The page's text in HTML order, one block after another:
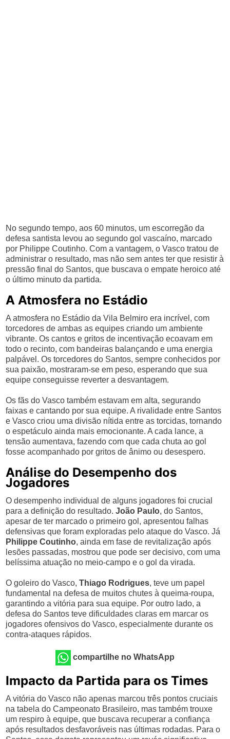
No segundo tempo, aos 60 minutos, um escorregão da
defesa santista levou ao segundo gol vascaíno, marcado
por Philippe Coutinho. Com a vantagem, o Vasco tratou de
administrar o resultado, mas não sem antes ter que resistir à
pressão final do Santos, que buscava o empate heroico até
o último minuto da partida.
A Atmosfera no Estádio
A atmosfera no Estádio da Vila Belmiro era incrível, com
torcedores de ambas as equipes criando um ambiente
vibrante. Os cantos e gritos de incentivação ecoavam em
todo o recinto, com bandeiras balançando e uma energia
palpável. Os torcedores do Santos, sempre conhecidos por
sua paixão, mostraram-se em peso, esperando que sua
equipe conseguisse reverter a desvantagem.
Os fãs do Vasco também estavam em alta, segurando
faixas e cantando por sua equipe. A rivalidade entre Santos
e Vasco criou uma divisão nítida entre as torcidas, tornando
o espetáculo ainda mais emocionante. A cada lance, a
tensão aumentava, fazendo com que cada chuta ao gol
fosse acompanhado por gritos de ânimo ou desespero.
Análise do Desempenho dos
Jogadores
O desempenho individual de alguns jogadores foi crucial
para a definição do resultado.João Paulo, do Santos,
apesar de ter marcado o primeiro gol, apresentou falhas
defensivas que foram exploradas pelo ataque do Vasco. Já
Philippe Coutinho, ainda em fase de revitalização após
lesões passadas, mostrou que pode ser decisivo, com uma
belíssima atuação no meio-campo e o gol da virada.
O goleiro do Vasco,Thiago Rodrigues, teve um papel
fundamental na defesa de muitos chutes à queima-roupa,
garantindo a vitória para sua equipe. Por outro lado, a
defesa do Santos teve dificuldades claras em marcar os
jogadores ofensivos do Vasco, especialmente durante os
contra-ataques rápidos.
compartilhe no WhatsApp
Impacto da Partida para os Times
A vitória do Vasco não apenas marcou três pontos cruciais
na tabela do Campeonato Brasileiro, mas também trouxe
um respiro à equipe, que buscava recuperar a confiança
após resultados desfavoráveis nas últimas rodadas. Para o